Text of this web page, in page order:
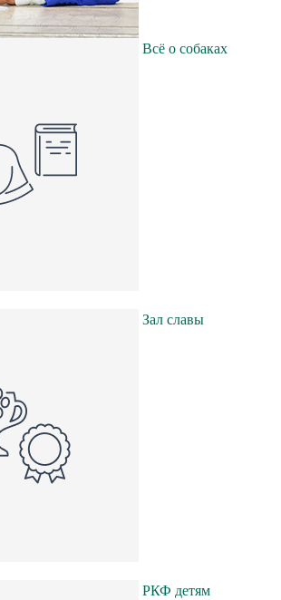
Всё о собаках
Зал славы
РКФ детям